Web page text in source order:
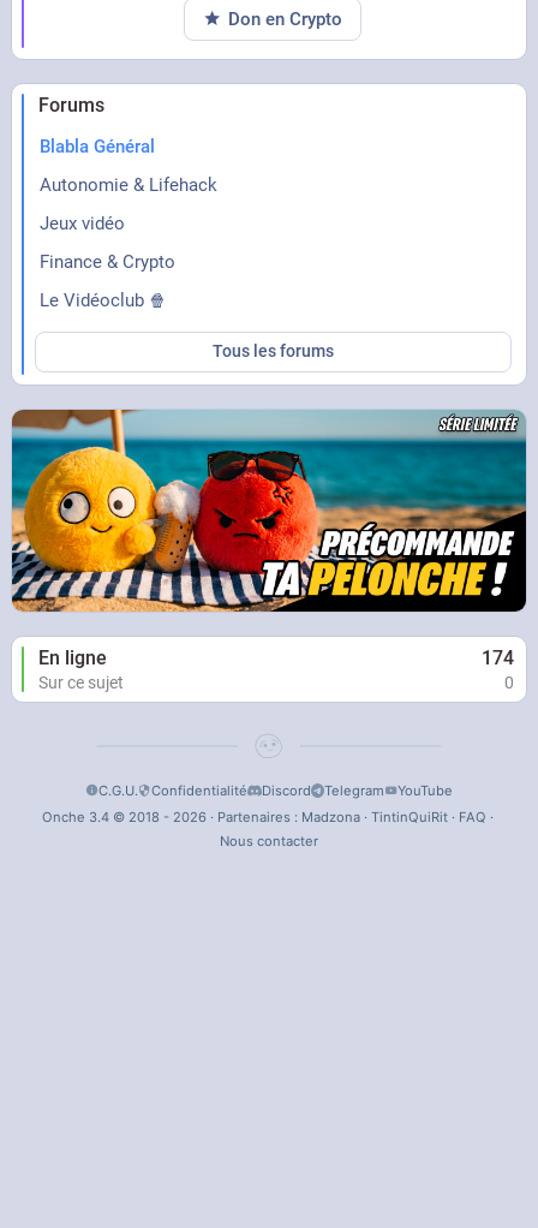
Forums
Blabla Général
Autonomie & Lifehack
Jeux vidéo
Finance & Crypto
Le Vidéoclub 🍿
Tous les forums
En ligne 174
Sur ce sujet 0
Don en Crypto
C.G.U. Confidentialité Discord Telegram
YouTube
Onche 3.4 © 2018 - 2026 · Partenaires : Madzona· TintinQuiRit· FAQ ·
Nous contacter